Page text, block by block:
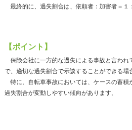
最終的に、過失割合は、依頼者：加害者＝１
【ポイント】
保険会社に一方的な過失による事故と言われ
で、適切な過失割合で示談することができる場
特に、自転車事故においては、ケースの蓄
過失割合が変動しやすい傾向があります。